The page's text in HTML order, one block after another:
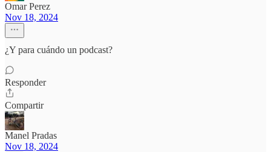
Omar Perez
Nov 18, 2024
¿Y para cuándo un podcast?
Responder
Compartir
Manel Pradas
Nov 18, 2024